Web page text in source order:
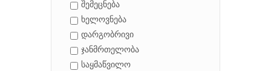
შემეცნება
ხელოვნება
დარგობრივი
ჯანმრთელობა
საყმაწვილო